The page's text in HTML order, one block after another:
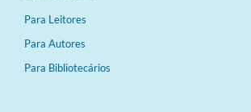
Para Leitores
Para Autores
Para Bibliotecários